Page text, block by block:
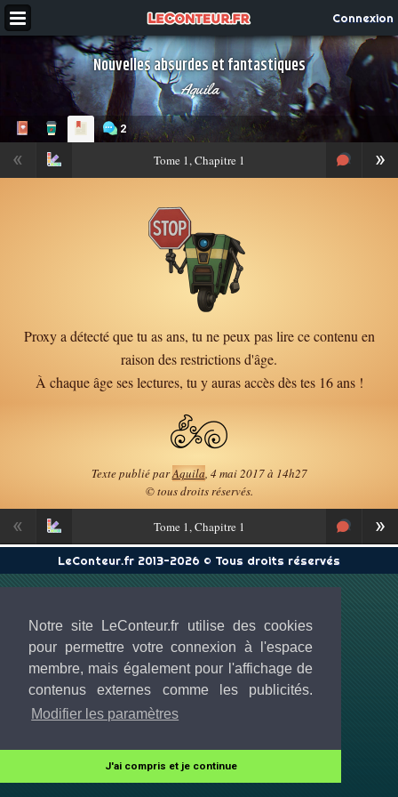
Notre site LeConteur.fr utilise des cookies
pour permettre votre connexion à l'espace
membre, mais également pour l'affichage de
contenus externes comme les publicités.
Modifier les paramètres
J'ai compris et je continue
Connexion
Nouvelles absurdes et fantastiques
Aquila
2
« »
Tome1, Chapitre 1
Proxy a détecté que tu as ans, tu ne peux pas lire ce contenu en
raison des restrictions d'âge.
À chaque âge ses lectures, tu y auras accès dès tes 16 ans !
Texte publié parAquila, 4 mai 2017 à 14h27
© tous droits réservés.
« »
Tome1, Chapitre 1
LeConteur.fr 2013-2026 © Tous droits réservés